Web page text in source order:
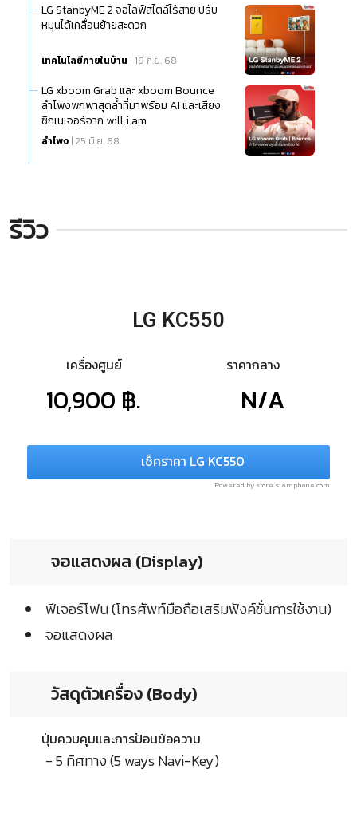
LG StanbyME 2 จอไลฟ์สไตล์ไร้สาย ปรับ
หมุนได้เคลื่อนย้ายสะดวก
เทคโนโลยีภายในบ้าน | 19 ก.ย. 68
LG xboom Grab และ xboom Bounce
ลำโพงพกพาสุดล้ำที่มาพร้อม AI และเสียง
ซิกเนเจอร์จาก will.i.am
ลำโพง | 25 มิ.ย. 68
รีวิว
LG KC550
เครื่องศูนย์
10,900 ฿.
ราคากลาง
N/A
เช็คราคา LG KC550
Powered by store.siamphone.com
จอแสดงผล (Display)
ฟีเจอร์โฟน (โทรศัพท์มือถือเสริมฟังค์ชั่นการใช้งาน)
จอแสดงผล
วัสดุตัวเครื่อง (Body)
ปุ่มควบคุมและการป้อนข้อความ
- 5 ทิศทาง (5 ways Navi-Key)